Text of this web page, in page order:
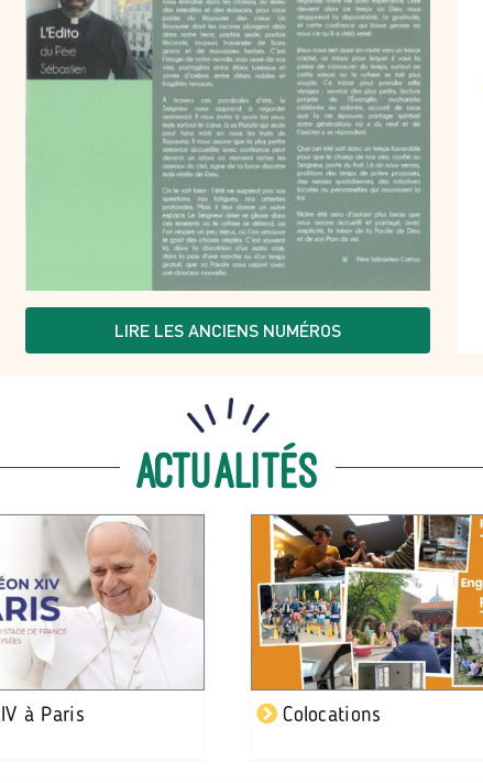
LIRE LES ANCIENS NUMÉROS
Actualités
à Paris Colocations